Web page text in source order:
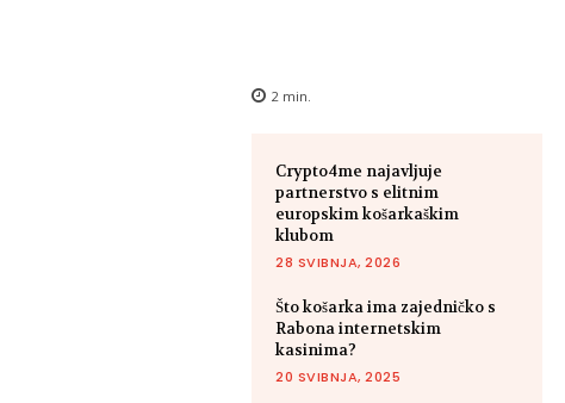
2 min.
Crypto4me najavljuje
partnerstvo s elitnim
europskim košarkaškim
klubom
28 SVIBNJA, 2026
Što košarka ima zajedničko s
Rabona internetskim
kasinima?
20 SVIBNJA, 2025